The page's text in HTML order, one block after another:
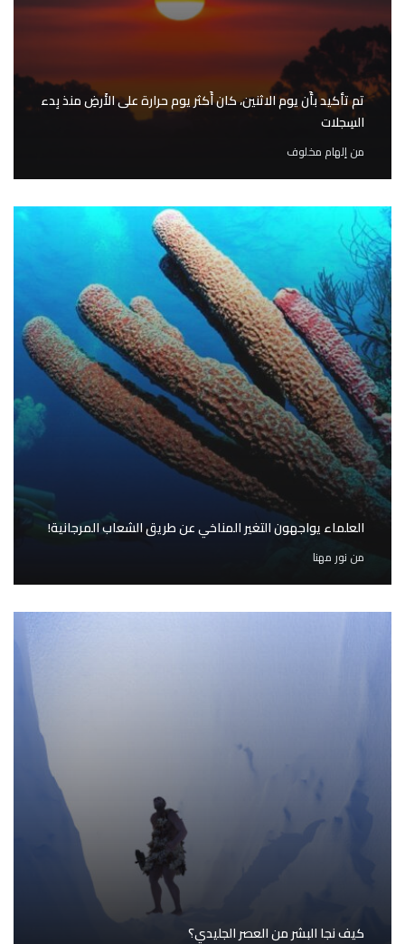
تم تأكيد بأَن يوم الاثنين، كان أَكثر يوم حرارة على الأَرضِ منذ بِدء
السِجلات
منإلهام مخلوف
العلماء يواجهون التغير المناخي عن طريق الشعاب المرجانية!
من نور مهنا
كيف نجا البشر من العصر الجليدي؟